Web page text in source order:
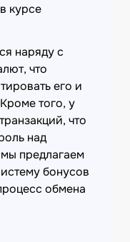
курсе
наряду с
что
его и
того, у
что
над
предлагаем
бонусов
обмена